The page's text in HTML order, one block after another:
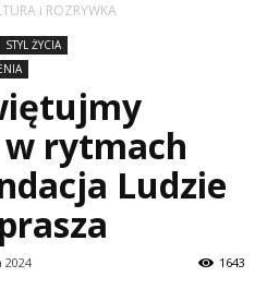
i ROZRYWKA
STYL ŻYCIA
w rytmach
Ludzie
2024 1643